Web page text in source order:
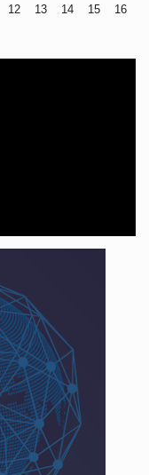
12 13 14 15
16